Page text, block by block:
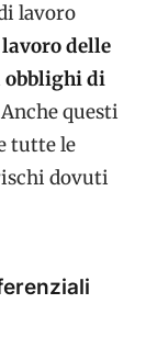
lavoro
delle
obblighi di
Anche questi
tutte le
dovuti